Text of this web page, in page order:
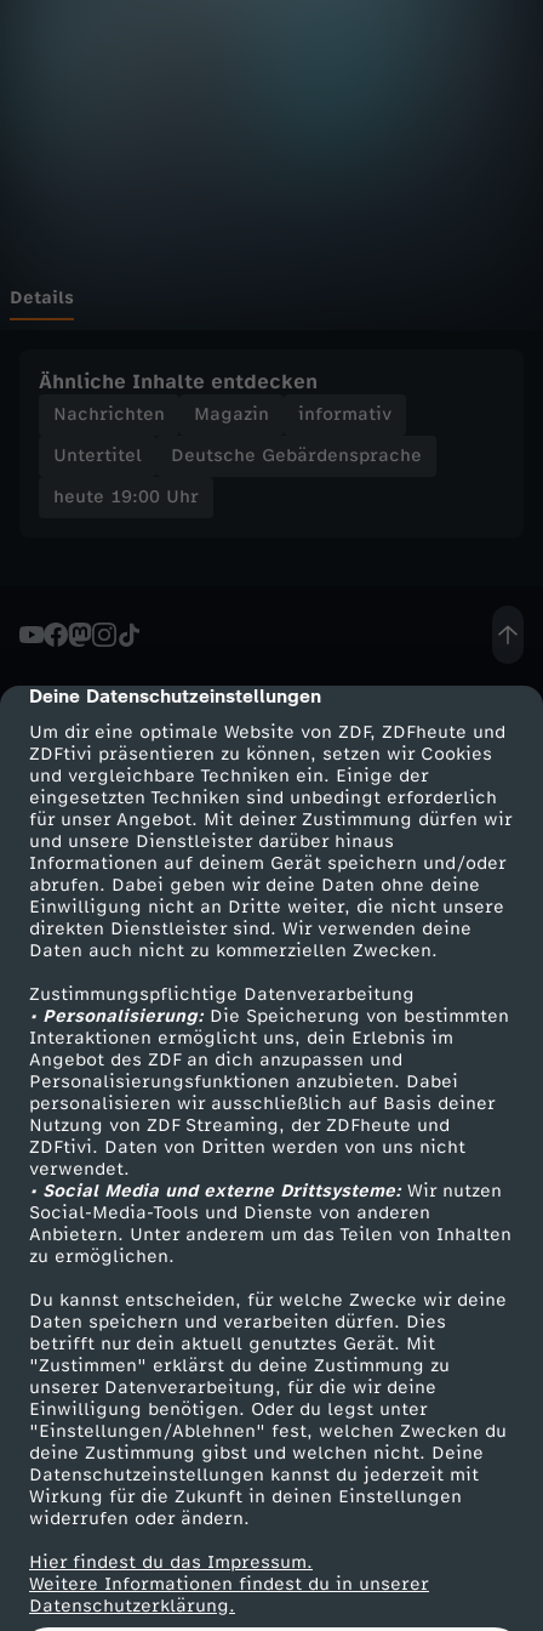
cmp-dialog-description
Deine Datenschutzeinstellungen
Um dir eine optimale Website von ZDF, ZDFheute und
ZDFtivi präsentieren zu können, setzen wir Cookies
und vergleichbare Techniken ein. Einige der
eingesetzten Techniken sind unbedingt erforderlich
für unser Angebot. Mit deiner Zustimmung dürfen wir
und unsere Dienstleister darüber hinaus
Informationen auf deinem Gerät speichern und/oder
abrufen. Dabei geben wir deine Daten ohne deine
Einwilligung nicht an Dritte weiter, die nicht unsere
direkten Dienstleister sind. Wir verwenden deine
Daten auch nicht zu kommerziellen Zwecken.
Zustimmungspflichtige Datenverarbeitung
• Personalisierung:Die Speicherung von bestimmten
Interaktionen ermöglicht uns, dein Erlebnis im
Angebot des ZDF an dich anzupassen und
Personalisierungsfunktionen anzubieten. Dabei
personalisieren wir ausschließlich auf Basis deiner
Nutzung von ZDF Streaming, der ZDFheute und
ZDFtivi. Daten von Dritten werden von uns nicht
verwendet.
• Social Media und externe Drittsysteme:Wir nutzen
Social-Media-Tools und Dienste von anderen
Anbietern. Unter anderem um das Teilen von Inhalten
zu ermöglichen.
Du kannst entscheiden, für welche Zwecke wir deine
Daten speichern und verarbeiten dürfen. Dies
betrifft nur dein aktuell genutztes Gerät. Mit
"Zustimmen" erklärst du deine Zustimmung zu
unserer Datenverarbeitung, für die wir deine
Einwilligung benötigen. Oder du legst unter
"Einstellungen/Ablehnen" fest, welchen Zwecken du
deine Zustimmung gibst und welchen nicht. Deine
Datenschutzeinstellungen kannst du jederzeit mit
Wirkung für die Zukunft in deinen Einstellungen
widerrufen oder ändern.
Hier findest du das Impressum.
Weitere Informationen findest du in unserer
Datenschutzerklärung.
r
Z
D
e
u
t
e
S
e
n
d
u
n
g
v
o
m
1
5
.
Details
Ähnliche Inhalte entdecken
Nachrichten Magazin
informativ
Untertitel
Deutsche Gebärdensprache
heute 19:00 Uhr
Mehr ZDF
ZDF-Apps
Smart TV
ZDFtext
Livestreams
Sendungen A-Z
TV-Programm
Service
ZDFmitreden
Kontakt zum ZDF
Tickets
Zuschauerservice
Hilfe
ZDF Unternehmen
Karriere
ZDF goes Schule
Werbefernsehen
Mainzelmännchen
Partner